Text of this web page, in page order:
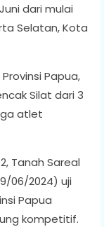
dari mulai
Selatan, Kota
Papua,
Silat dari 3
atlet
Tanah Sareal
06/2024) uji
Papua
kompetitif.